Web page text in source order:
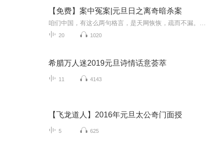
【免费】案中冤案|元旦日之离奇暗杀案
20 1020
希腊万人迷2019元旦诗情话意荟萃
11 4143
【飞龙道人】2016年元旦太公奇门面授
5 625